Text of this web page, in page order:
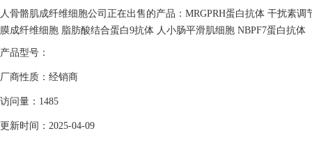
人骨骼肌成纤维细胞公司正在出售的产品：MRGPRH蛋白抗体 干扰素
膜成纤维细胞 脂肪酸结合蛋白9抗体 人小肠平滑肌细胞 NBPF7蛋白抗体
产品型号：
厂商性质：经销商
访问量：1485
更新时间：2025-04-09